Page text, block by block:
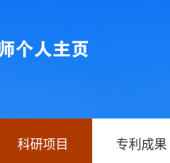
科研项目 专利成果